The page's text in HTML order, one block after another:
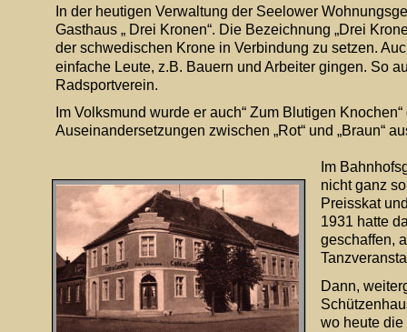
In der heutigen Verwaltung der Seelower
Gasthaus „ Drei Kronen“. Die Bezeichnung „Drei
der schwedischen Krone in Verbindung zu setzen.
einfache Leute, z.B. Bauern und Arbeiter gingen. So
Radsportverein.
Im Volksmund wurde er auch“ Zum Blutigen
Auseinandersetzungen zwischen „Rot“ und „Braun“
Im
nicht ganz
Preisskat
1931 hatte
geschaffen,
Dann,
wo heute